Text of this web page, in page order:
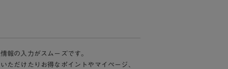
報の入力がスムーズです。
ただけたりお得なポイントやマイページ、